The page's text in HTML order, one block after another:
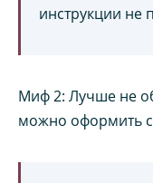
инструкции не
Миф 2: Лучше не
можно оформить